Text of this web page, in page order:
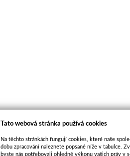
Tato webová stránka používá cookies
Na těchto stránkách fungují cookies, které naše
dobu zpracování naleznete popsané níže v tabulce.
byste nás potřebovali ohledně výkonu vašich práv v